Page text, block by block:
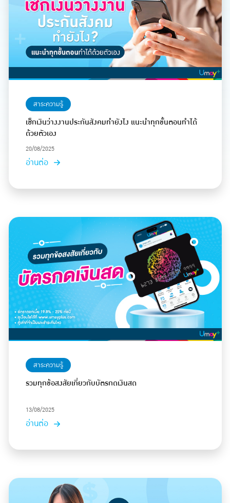
สาระความรู้
เช็กเงินว่างงานประกันสังคมทำยังไง แนะนำทุกขั้นตอนทำได้
ด้วยตัวเอง
20/08/2025
อ่านต่อ
สาระความรู้
รวมทุกข้อสงสัยเกี่ยวกับบัตรกดเงินสด
13/08/2025
อ่านต่อ